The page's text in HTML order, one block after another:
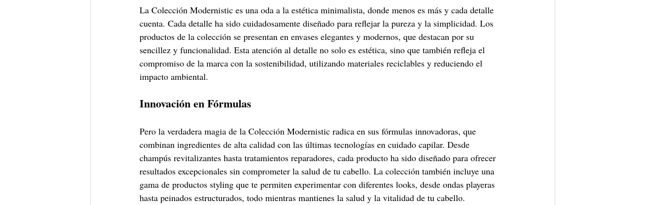
La Colección Modernistic es una oda a la estética minimalista, donde menos es más y cada detalle
cuenta. Cada detalle ha sido cuidadosamente diseñado para reflejar la pureza y la simplicidad. Los
productos de la colección se presentan en envases elegantes y modernos, que destacan por su
sencillez y funcionalidad. Esta atención al detalle no solo es estética, sino que también refleja el
compromiso de la marca con la sostenibilidad, utilizando materiales reciclables y reduciendo el
impacto ambiental.
Innovación en Fórmulas
Pero la verdadera magia de la Colección Modernistic radica en sus fórmulas innovadoras, que
combinan ingredientes de alta calidad con las últimas tecnologías en cuidado capilar. Desde
champús revitalizantes hasta tratamientos reparadores, cada producto ha sido diseñado para ofrecer
resultados excepcionales sin comprometer la salud de tu cabello. La colección también incluye una
gama de productos styling que te permiten experimentar con diferentes looks, desde ondas playeras
hasta peinados estructurados, todo mientras mantienes la salud y la vitalidad de tu cabello.